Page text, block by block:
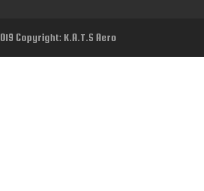
Copyright: K.A.T.S Aero